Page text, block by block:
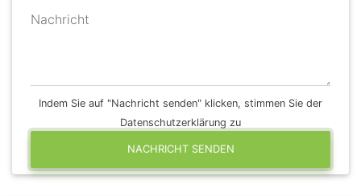
Nachricht
Indem Sie auf "Nachricht senden" klicken, stimmen Sie der
Datenschutzerklärung zu
NACHRICHT SENDEN